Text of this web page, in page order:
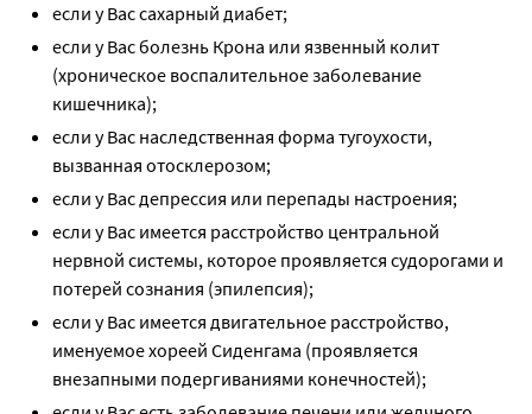
если у Вас сахарный диабет;
если у Вас болезнь Крона или язвенный колит
(хроническое воспалительное заболевание
кишечника);
если у Вас наследственная форма тугоухости,
вызванная отосклерозом;
если у Вас депрессия или перепады настроения;
если у Вас имеется расстройство центральной
нервной системы, которое проявляется судорогами и
потерей сознания (эпилепсия);
если у Вас имеется двигательное расстройство,
именуемое хореей Сиденгама (проявляется
внезапными подергиваниями конечностей);